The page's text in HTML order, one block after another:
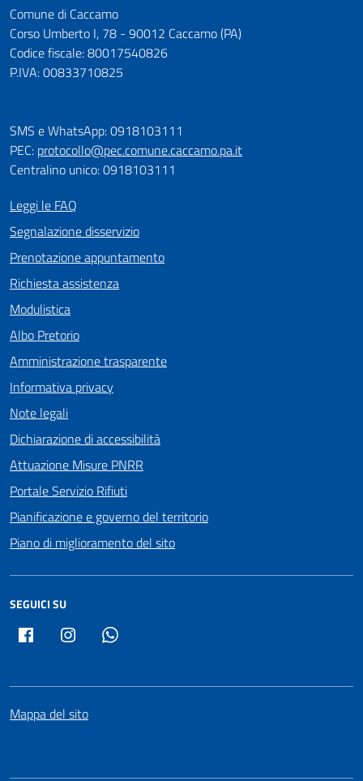
Comune di Caccamo
Corso Umberto I, 78 - 90012 Caccamo (PA)
Codice fiscale: 80017540826
P.IVA: 00833710825
SMS e WhatsApp: 0918103111
PEC: protocollo@pec.comune.caccamo.pa.it
Centralino unico: 0918103111
Leggi le FAQ
Segnalazione disservizio
Prenotazione appuntamento
Richiesta assistenza
Modulistica
Albo Pretorio
Amministrazione trasparente
Informativa privacy
Note legali
Dichiarazione di accessibilità
Attuazione Misure PNRR
Portale Servizio Rifiuti
Pianificazione e governo del territorio
Piano di miglioramento del sito
SEGUICI SU
Facebook Instagram
Mappa del sito